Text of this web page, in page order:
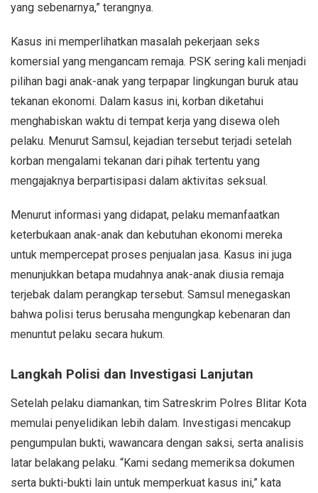
yang sebenarnya,” terangnya.
Kasus ini memperlihatkan masalah pekerjaan seks
komersial yang mengancam remaja. PSK sering kali menjadi
pilihan bagi anak-anak yang terpapar lingkungan buruk atau
tekanan ekonomi. Dalam kasus ini, korban diketahui
menghabiskan waktu di tempat kerja yang disewa oleh
pelaku. Menurut Samsul, kejadian tersebut terjadi setelah
korban mengalami tekanan dari pihak tertentu yang
mengajaknya berpartisipasi dalam aktivitas seksual.
Menurut informasi yang didapat, pelaku memanfaatkan
keterbukaan anak-anak dan kebutuhan ekonomi mereka
untuk mempercepat proses penjualan jasa. Kasus ini juga
menunjukkan betapa mudahnya anak-anak diusia remaja
terjebak dalam perangkap tersebut. Samsul menegaskan
bahwa polisi terus berusaha mengungkap kebenaran dan
menuntut pelaku secara hukum.
Langkah Polisi dan Investigasi Lanjutan
Setelah pelaku diamankan, tim Satreskrim Polres Blitar Kota
memulai penyelidikan lebih dalam. Investigasi mencakup
pengumpulan bukti, wawancara dengan saksi, serta analisis
latar belakang pelaku. “Kami sedang memeriksa dokumen
serta bukti-bukti lain untuk memperkuat kasus ini,” kata